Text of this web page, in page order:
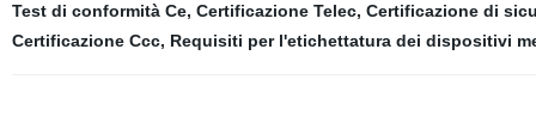
Test di conformità Ce, Certificazione Telec, Certificazione di
Certificazione Ccc, Requisiti per l'etichettatura dei dispositivi